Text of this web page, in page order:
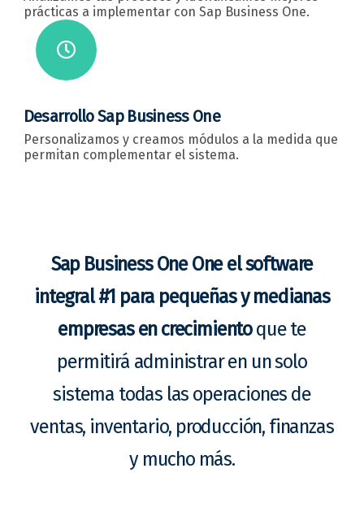
prácticas a implementar con Sap Business One.
Desarrollo Sap Business One
Personalizamos y creamos módulos a la medida que
permitan complementar el sistema.
Sap Business One One el software
integral #1 para pequeñas y medianas
empresas en crecimientoque te
permitirá administrar en un solo
sistema todas las operaciones de
ventas, inventario, producción, finanzas
y mucho más.